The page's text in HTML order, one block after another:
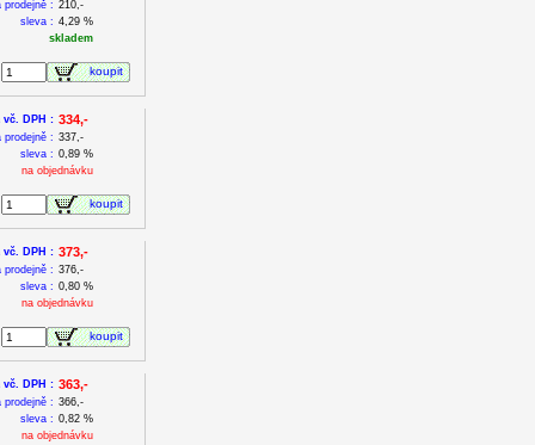
prodejně : 210,-
sleva : 4,29 %
skladem
koupit
vč. DPH : 334,-
prodejně : 337,-
sleva : 0,89 %
na objednávku
koupit
vč. DPH : 373,-
prodejně : 376,-
sleva : 0,80 %
na objednávku
koupit
vč. DPH : 363,-
prodejně : 366,-
sleva : 0,82 %
na objednávku